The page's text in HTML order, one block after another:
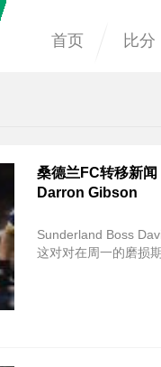
首页 比分
桑德兰FC转移新
Darron Gibson
Sunderland Boss
这对对在周一的磨损